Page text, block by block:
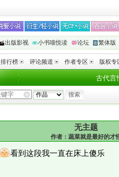
出版影视 小书喵悦读 论坛 繁体版
排行榜 评论频道 作者专区 版权专
古代言
无主题
作者： 蔬菜就是最好的才
看到这段我一直在床上傻乐